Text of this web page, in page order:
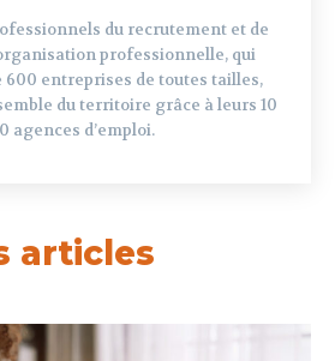
du recrutement et de
professionnelle, qui
600 entreprises de toutes tailles,
du territoire grâce à leurs 10
agences d’emploi.
articles